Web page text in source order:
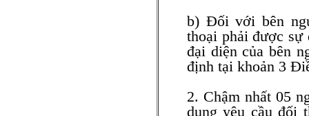
b) Đối với bên
thoại phải được sự
đại diện của bên
định tại khoản 3
2. Chậm nhất 05
dung yêu cầu đối